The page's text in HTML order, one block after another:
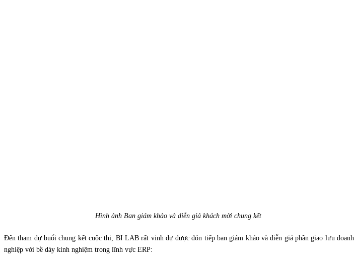
Hình ảnh Ban giám khảo và diễn giả khách mời chung kết
Đến tham dự buổi chung kết cuộc thi, BI LAB rất vinh dự được đón tiếp ban giám khảo và diễn giả phần giao lưu doanh
nghiệp với bề dày kinh nghiệm trong lĩnh vực ERP: